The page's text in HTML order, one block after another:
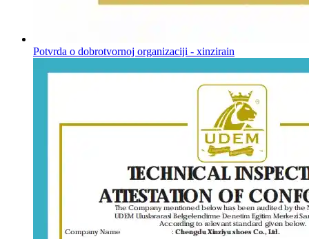
Potvrda o dobrotvornoj organizaciji - xinzirain